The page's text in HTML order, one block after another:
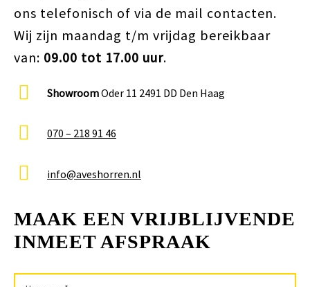
ons telefonisch of via de mail contacten.
Wij zijn maandag t/m vrijdag bereikbaar
van: 09.00 tot 17.00 uur.
ShowroomOder 11 2491 DD Den Haag
070 – 218 91 46
info@aveshorren.nl
MAAK EEN VRIJBLIJVENDE
INMEET AFSPRAAK